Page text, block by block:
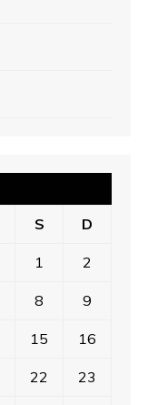
S D
1 2
8 9
15 16
22 23